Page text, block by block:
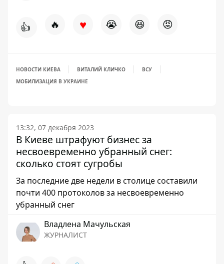
👍 🔥 ♥ 😭 😆 😡
НОВОСТИ КИЕВА ВИТАЛИЙ КЛИЧКО
ВСУ
МОБИЛИЗАЦИЯ В УКРАИНЕ
13:32, 07 декабря 2023
В Киеве штрафуют бизнес за
несвоевременно убранный снег:
сколько стоят сугробы
За последние две недели в столице составили
почти 400 протоколов за несвоевременно
убранный снег
Владлена Мачульская
ЖУРНАЛИСТ